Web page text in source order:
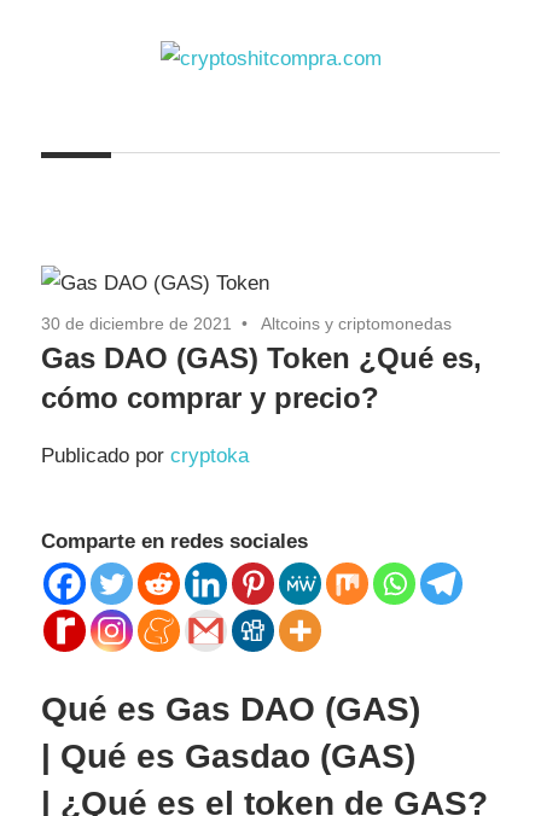
30 de diciembre de 2021 Altcoins y criptomonedas
Gas DAO (GAS) Token ¿Qué es,
cómo comprar y precio?
Publicado por cryptoka
Comparte en redes sociales
Qué es Gas DAO (GAS)
| Qué es Gasdao (GAS)
| ¿Qué es el token de GAS?